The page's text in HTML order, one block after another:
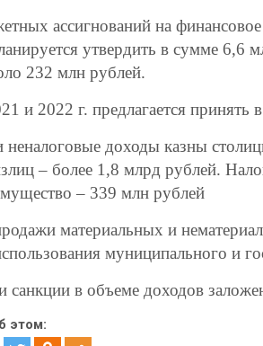
ассигнований на
утвердить в сумме 6,6
232 млн рублей.
и 2022 г. предлагается принять
неналоговые доходы казны
– более 1,8 млрд рублей.
– 339 млн рублей
материальных и
муниципального и
в объеме доходов
этом: